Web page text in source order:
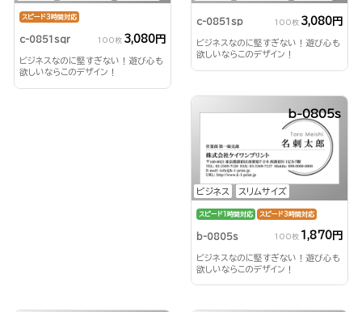
スピード3時間対応
c-0851sqr 100枚 3,080円
ビジネスなのに堅すぎない！遊び心も
欲しいならこのデザイン！
c-0851sp 100枚 3,080円
ビジネスなのに堅すぎない！遊び心も
欲しいならこのデザイン！
ビジネス スリムサイズ
b-0805s
スピード1時間対応 スピード3時間対応
b-0805s 100枚 1,870円
ビジネスなのに堅すぎない！遊び心も
欲しいならこのデザイン！